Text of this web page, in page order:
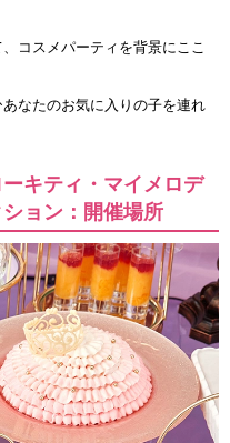
コスメパーティを背景にここ
なたのお気に入りの子を連れ
キティ・マイメロデ
ョン：開催場所